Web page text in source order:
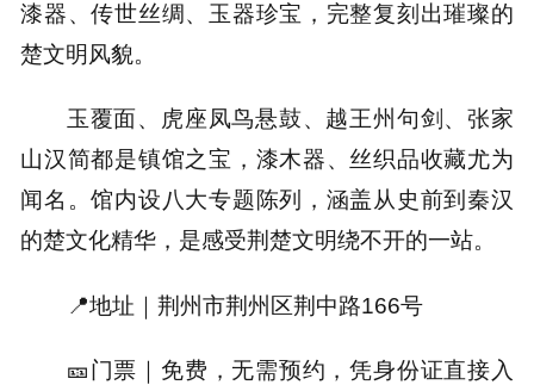
漆器、传世丝绸、玉器珍宝， 完整复刻出璀璨的
楚文明风貌。
玉覆面、虎座凤鸟悬鼓、越王州句剑、张家
山汉简都是镇馆之宝，漆木器、丝织品收藏尤为
闻名。馆内设 八大专题陈列， 涵盖从史前到秦汉
的楚文化精华，是感受荆楚文明绕不开的一站。
📍地址｜ 荆州市荆州区荆中路166号
🎫门票｜ 免费，无需预约，凭身份证直接入